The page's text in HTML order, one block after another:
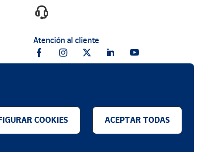
Atención al cliente
COOKIES ACEPTAR TODAS